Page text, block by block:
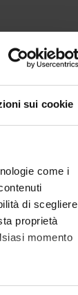
sui cookie
come i
di scegliere
proprietà
momento